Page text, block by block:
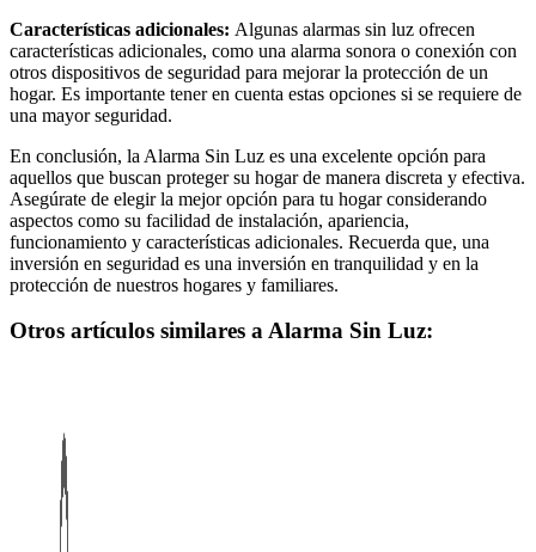
Características adicionales: Algunas alarmas sin luz ofrecen
características adicionales, como una alarma sonora o conexión con
otros dispositivos de seguridad para mejorar la protección de un
hogar. Es importante tener en cuenta estas opciones si se requiere de
una mayor seguridad.
En conclusión, la Alarma Sin Luz es una excelente opción para
aquellos que buscan proteger su hogar de manera discreta y efectiva.
Asegúrate de elegir la mejor opción para tu hogar considerando
aspectos como su facilidad de instalación, apariencia,
funcionamiento y características adicionales. Recuerda que, una
inversión en seguridad es una inversión en tranquilidad y en la
protección de nuestros hogares y familiares.
Otros artículos similares a Alarma Sin Luz: